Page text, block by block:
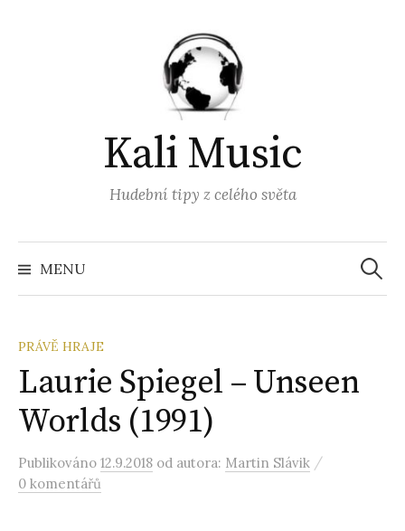
Kali Music
Hudební tipy z celého světa
MENU
PRÁVĚ HRAJE
Laurie Spiegel – Unseen
Worlds (1991)
Publikováno 12.9.2018 od autora: Martin Slávik /
0 komentářů